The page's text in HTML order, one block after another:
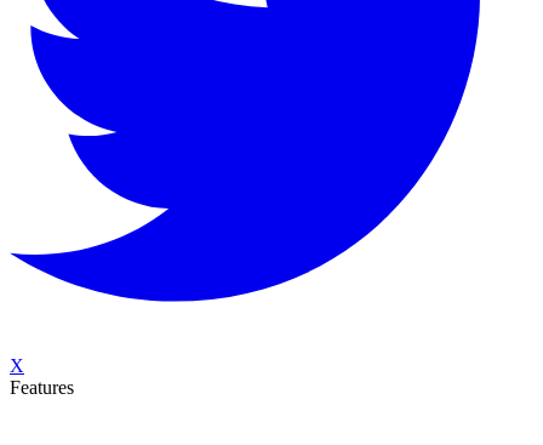
X
Features